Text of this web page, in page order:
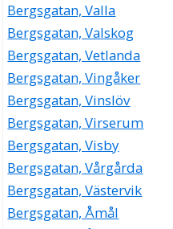
Bergsgatan, Valla
Bergsgatan, Valskog
Bergsgatan, Vetlanda
Bergsgatan, Vingåker
Bergsgatan, Vinslöv
Bergsgatan, Virserum
Bergsgatan, Visby
Bergsgatan, Vårgårda
Bergsgatan, Västervik
Bergsgatan, Åmål